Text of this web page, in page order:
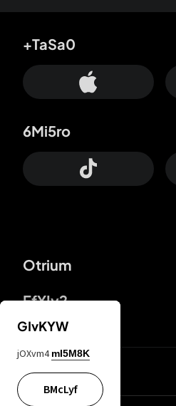
Otrium
FfYIy2
+TaSa0
6Mi5ro
ZbBJcb
GIvKYW
jOXvm4 mI5M8K
BMcLyf